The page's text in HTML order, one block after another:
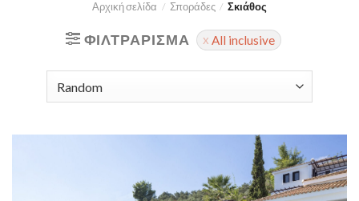
Αρχική σελίδα / Σποράδες / Σκιάθος
ΦΙΛΤΡΆΡΙΣΜΑ All inclusive